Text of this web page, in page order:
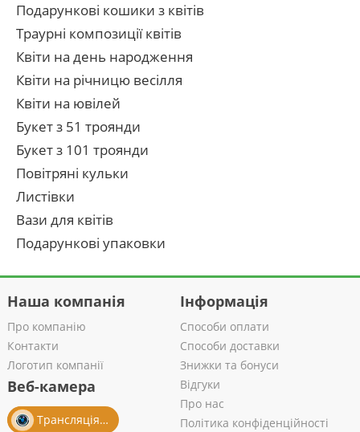
Подарункові кошики з квітів
Траурні композиції квітів
Квіти на день народження
Квіти на річницю весілля
Квіти на ювілей
Букет з 51 троянди
Букет з 101 троянди
Повітряні кульки
Листівки
Вази для квітів
Подарункові упаковки
Наша компанія
Про компанію
Контакти
Логотип компанії
Веб-камера
Трансляція із салону
Інформація
Способи оплати
Способи доставки
Знижки та бонуси
Відгуки
Про нас
Політика конфіденційності